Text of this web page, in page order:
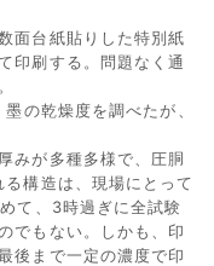
面台紙貼りした特別紙
印刷する。問題なく通
の乾燥度を調べたが、
みが多種多様で、圧胴
構造は、現場にとって
て、3時過ぎに全試験
でもない。しかも、印
後まで一定の濃度で印